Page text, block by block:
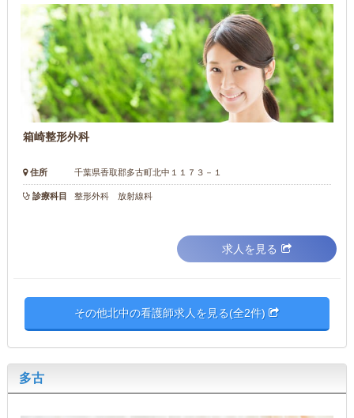
箱崎整形外科
住所 千葉県香取郡多古町北中１１７３－１
診療科目 整形外科 放射線科
求人を見る
その他北中の看護師求人を見る(全2件)
多古